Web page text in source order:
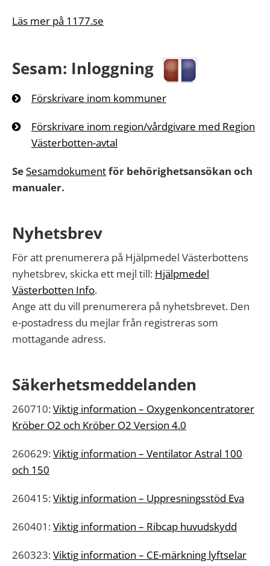
Läs mer på 1177.se
Sesam: Inloggning
Förskrivare inom kommuner
Förskrivare inom region/vårdgivare med Region
Västerbotten-avtal
SeSesamdokumentför behörighetsansökan och
manualer.
Nyhetsbrev
För att prenumerera på Hjälpmedel Västerbottens
nyhetsbrev, skicka ett mejl till: Hjälpmedel
Västerbotten Info.
Ange att du vill prenumerera på nyhetsbrevet. Den
e-postadress du mejlar från registreras som
mottagande adress.
Säkerhetsmeddelanden
260710:Viktig information – Oxygenkoncentratorer
Kröber O2 och Kröber O2 Version 4.0
260629:Viktig information – Ventilator Astral 100
och 150
260415:Viktig information – Uppresningsstöd Eva
260401:Viktig information – Ribcap huvudskydd
260323:Viktig information – CE-märkning lyftselar